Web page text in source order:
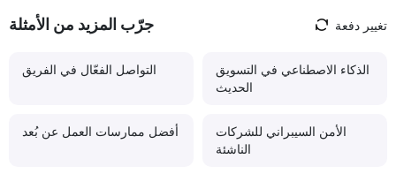
جرّب المزيد من الأمثلة تغيير دفعة
التواصل الفعّال في الفريق
الذكاء الاصطناعي في التسويق
الحديث
أفضل ممارسات العمل عن بُعد
الأمن السيبراني للشركات
الناشئة